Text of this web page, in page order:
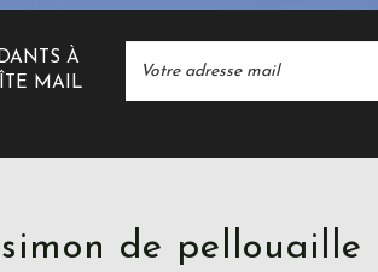
À
MAIL
de pellouaille